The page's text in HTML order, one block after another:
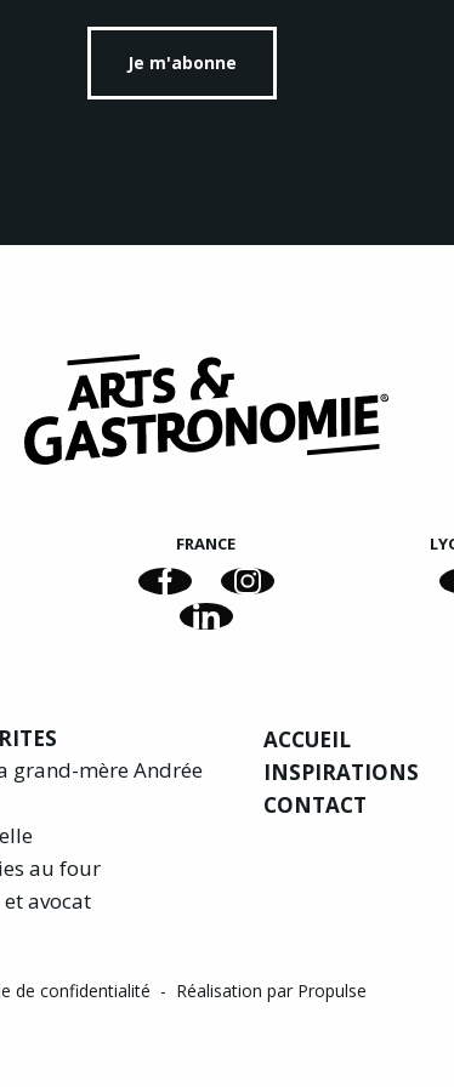
Je m'abonne
FRANCE
grand-mère Andrée
au four
avocat
ACCUEIL
INSPIRATIONS
CONTACT
de confidentialité - Réalisation par Propulse